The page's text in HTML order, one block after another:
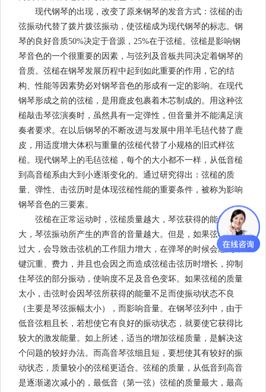
现代钢琴的出现，改变了原来钢琴的发音方式：弦槌的击
弦振动代替了拨片拨弦振动，使弦槌成为现代钢琴的标志。钢
琴的良好音质50%决定于音源，25%在于弦槌。弦槌是影响钢
琴音色的一个很重要的因素，与弦列及音板共同决定着钢琴的
音质。弦槌在钢琴发展历程中起到如此重要的作用，它的结
构、性能等因素势必对钢琴音色的形成有一定的影响。在现代
钢琴形成之前的弦槌，是用鹿皮包裹着木芯制成的。用这种弦
槌敲击琴弦演奏时，虽然具有一定弹性，但音量并不能满足演
奏者要求。在以后钢琴的不断改进与发展中用羊毛毡代替了鹿
皮，用适度增大体积与重量的弦槌代替了小规格的旧式样弦
槌。现代钢琴上的毛毡弦槌，每个的大小都不一样，从低音槌
到高音槌系由大到小逐渐变化的。通过研究得出：弦槌的质
量、弹性、击弦历时是体现弦槌性能的重要条件，被称为影响
钢琴音色的三要素。
弦槌在正常运动时，弦槌质量越大，琴弦获得的能量越
大，琴弦振动所产生的声音的音量越大。但是，如果弦槌质量
过大，会导致击弦机的工作阻力增大，在弹琴的时候会感到琴
键沉重、费力，并且也会因之而造成弦槌击弦历时增长，抑制
住琴弦的部分振动，使响度不足及音色变坏。如果弦槌的质量
太小，击弦时会因琴弦所获得的能量不足而使振动状态不良
（主要是琴弦振幅太小），而影响音量。在钢琴弦列中，由于
低音弦粗且长，若想使它有良好的振动状态，就要使它获得比
较大的激发能量。如上所述，适当的增加弦槌质量，是解决这
个问题的较好办法。而高音琴弦细且短，要想使其有较好的振
动状态，质量较小的弦槌更适合。弦槌的质量，从低音到高音
是逐渐递次减小的，最低音（第一弦）弦槌的质量最大，最高